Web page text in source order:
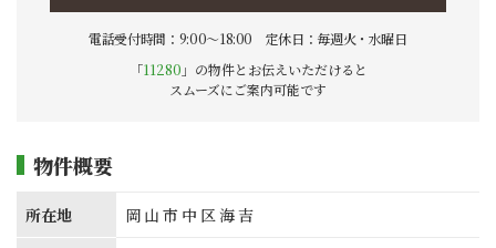
電話受付時間：9:00〜18:00 定休日：毎週火・水曜日
「11280 」の物件とお伝えいただけると
スムーズにご案内可能です
物件概要
所在地 岡山市中区海吉